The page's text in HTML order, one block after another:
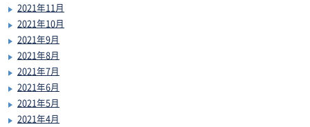
2021年11月
2021年10月
2021年9月
2021年8月
2021年7月
2021年6月
2021年5月
2021年4月